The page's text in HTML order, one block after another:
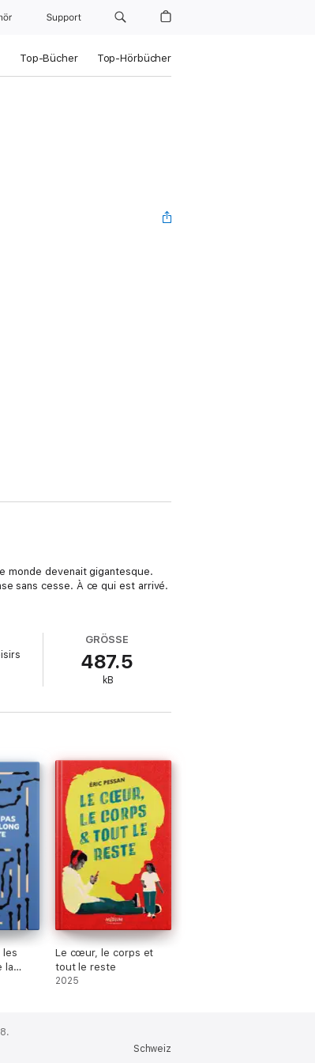
Support
Top-Bücher Top-Hörbücher
monde devenait gigantesque.
sans cesse. À ce qui est arrivé.
GRÖSSE
487.5
kB
les
la
Le cœur, le corps et
tout le reste
2025
Schweiz